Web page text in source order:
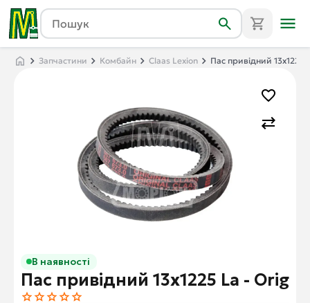
Запчастини Комбайн Claas Lexion Пас привідний 13x1225
В наявності
Пас привідний 13x1225 La - Orig